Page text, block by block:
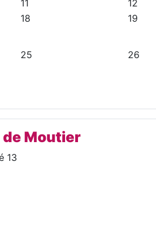
11 12
18 19
25 26
Moutier
13